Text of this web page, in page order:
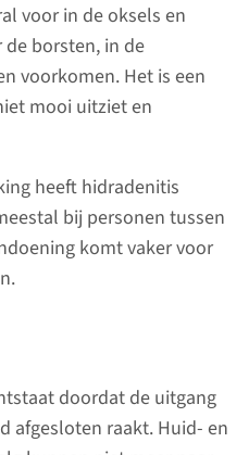
voor in de oksels en
borsten, in de
voorkomen. Het is een
mooi uitziet en
heeft hidradenitis
bij personen tussen
komt vaker voor
doordat de uitgang
afgesloten raakt. Huid- en
(HS) is
waarbij
de huidplooien
in de oksels
ook onder